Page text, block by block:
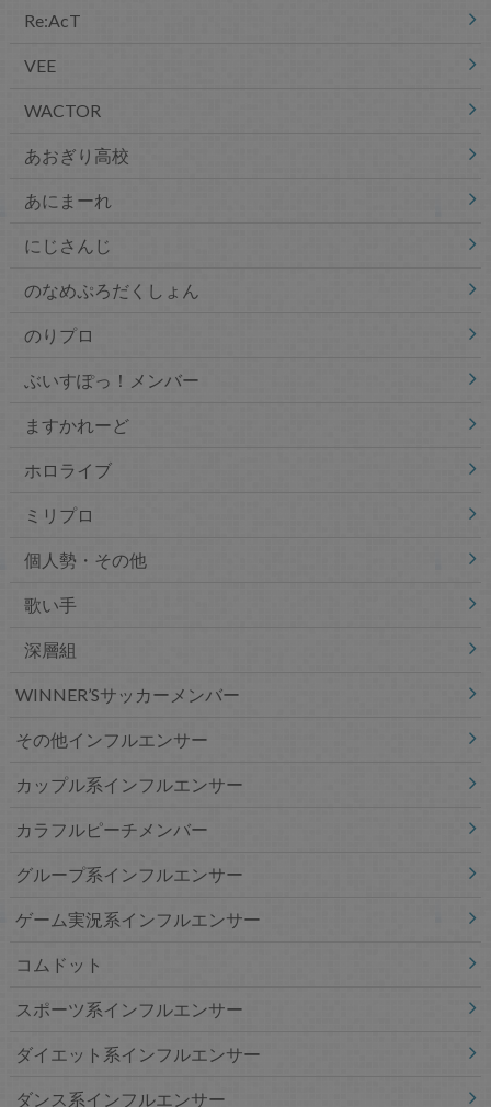
Re:AcT
VEE
WACTOR
あおぎり高校
あにまーれ
にじさんじ
のなめぷろだくしょん
のりプロ
ぶいすぽっ！メンバー
ますかれーど
ホロライブ
ミリプロ
個人勢・その他
歌い手
深層組
WINNER’Sサッカーメンバー
その他インフルエンサー
カップル系インフルエンサー
カラフルピーチメンバー
グループ系インフルエンサー
ゲーム実況系インフルエンサー
コムドット
スポーツ系インフルエンサー
ダイエット系インフルエンサー
ダンス系インフルエンサー